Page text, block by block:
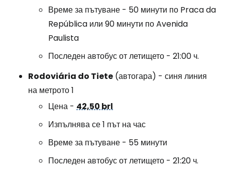
Време за пътуване - 50 минути по Praca da
República или 90 минути по Avenida
Paulista
Последен автобус от летището - 21:00 ч.
Rodoviária do Tiete (автогара) - синя линия
на метрото 1
Цена - 42,50 brl
Изпълнява се 1 път на час
Време за пътуване - 55 минути
Последен автобус от летището - 21:20 ч.